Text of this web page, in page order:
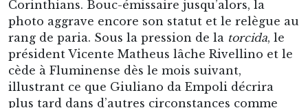
Aussi quelconque Rivellino fût-il ce soir de
décembre 1974, rien ne justifie le traitement
auquel le peuple et les dirigeants du
Corinthians le soumettent. Comment peut-on
effacer dix années d’amour d’un trait, au
prétexte d’une défaite face à l’ennemi de